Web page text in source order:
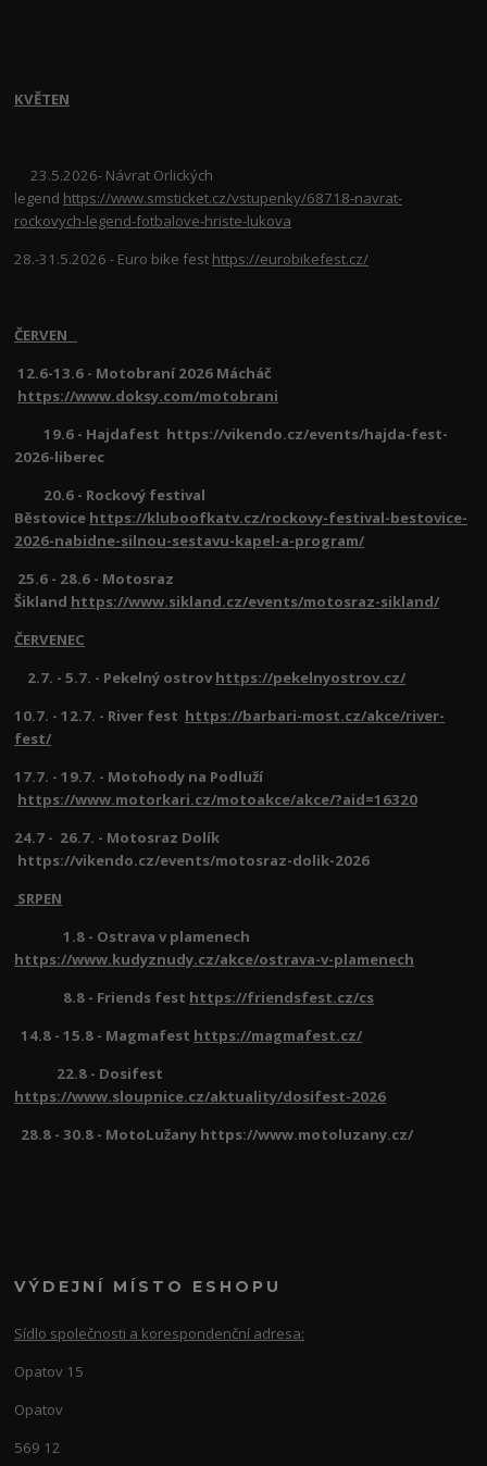
KVĚTEN
23.5.2026- Návrat Orlických
legend https://www.smsticket.cz/vstupenky/68718-navrat-
rockovych-legend-fotbalove-hriste-lukova
28.-31.5.2026 - Euro bike fest https://eurobikefest.cz/
ČERVEN
12.6-13.6 - Motobraní 2026 Mácháč
https://www.doksy.com/motobrani
19.6 - Hajdafest https://vikendo.cz/events/hajda-fest-
2026-liberec
20.6 - Rockový festival
Běstovice https://kluboofkatv.cz/rockovy-festival-bestovice-
2026-nabidne-silnou-sestavu-kapel-a-program/
25.6 - 28.6 - Motosraz
Šikland https://www.sikland.cz/events/motosraz-sikland/
ČERVENEC
2.7. - 5.7. - Pekelný ostrov https://pekelnyostrov.cz/
10.7. - 12.7. - River fest https://barbari-most.cz/akce/river-
fest/
17.7. - 19.7. - Motohody na Podluží
https://www.motorkari.cz/motoakce/akce/?aid=16320
24.7 - 26.7. - Motosraz Dolík
https://vikendo.cz/events/motosraz-dolik-2026
SRPEN
1.8 - Ostrava v plamenech
https://www.kudyznudy.cz/akce/ostrava-v-plamenech
8.8 - Friends fest https://friendsfest.cz/cs
14.8 - 15.8 - Magmafest https://magmafest.cz/
22.8 - Dosifest
https://www.sloupnice.cz/aktuality/dosifest-2026
28.8 - 30.8 - MotoLužany https://www.motoluzany.cz/
VÝDEJNÍ MÍSTO ESHOPU
Sídlo společnosti a korespondenční adresa:
Opatov 15
Opatov
569 12